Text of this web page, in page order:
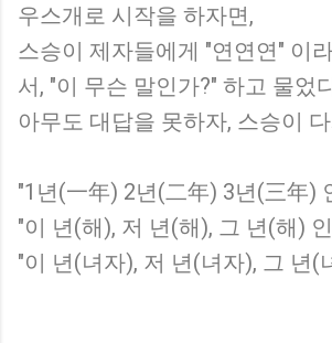
우스개로 시작을 하자면,
스승이 제자들에게 "연연연" 이
서, "이 무슨 말인가?" 하고 물었
아무도 대답을 못하자, 스승이
"1년(一年) 2년(二年) 3년(三年)
"이 년(해), 저 년(해), 그 년(해) 인
"이 년(녀자), 저 년(녀자), 그 년(